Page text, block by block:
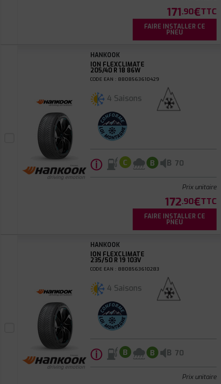
171.90€TTC
FAIRE INSTALLER CE
PNEU
HANKOOK
ION FLEXCLIMATE
205/40 R 18 86W
CODE EAN : 8808563610429
4 Saisons
ⓘ C B B 70
Prix unitaire
172.90€TTC
FAIRE INSTALLER CE
PNEU
HANKOOK
ION FLEXCLIMATE
235/50 R 19 103V
CODE EAN : 8808563610283
4 Saisons
ⓘ B B B 70
Prix unitaire